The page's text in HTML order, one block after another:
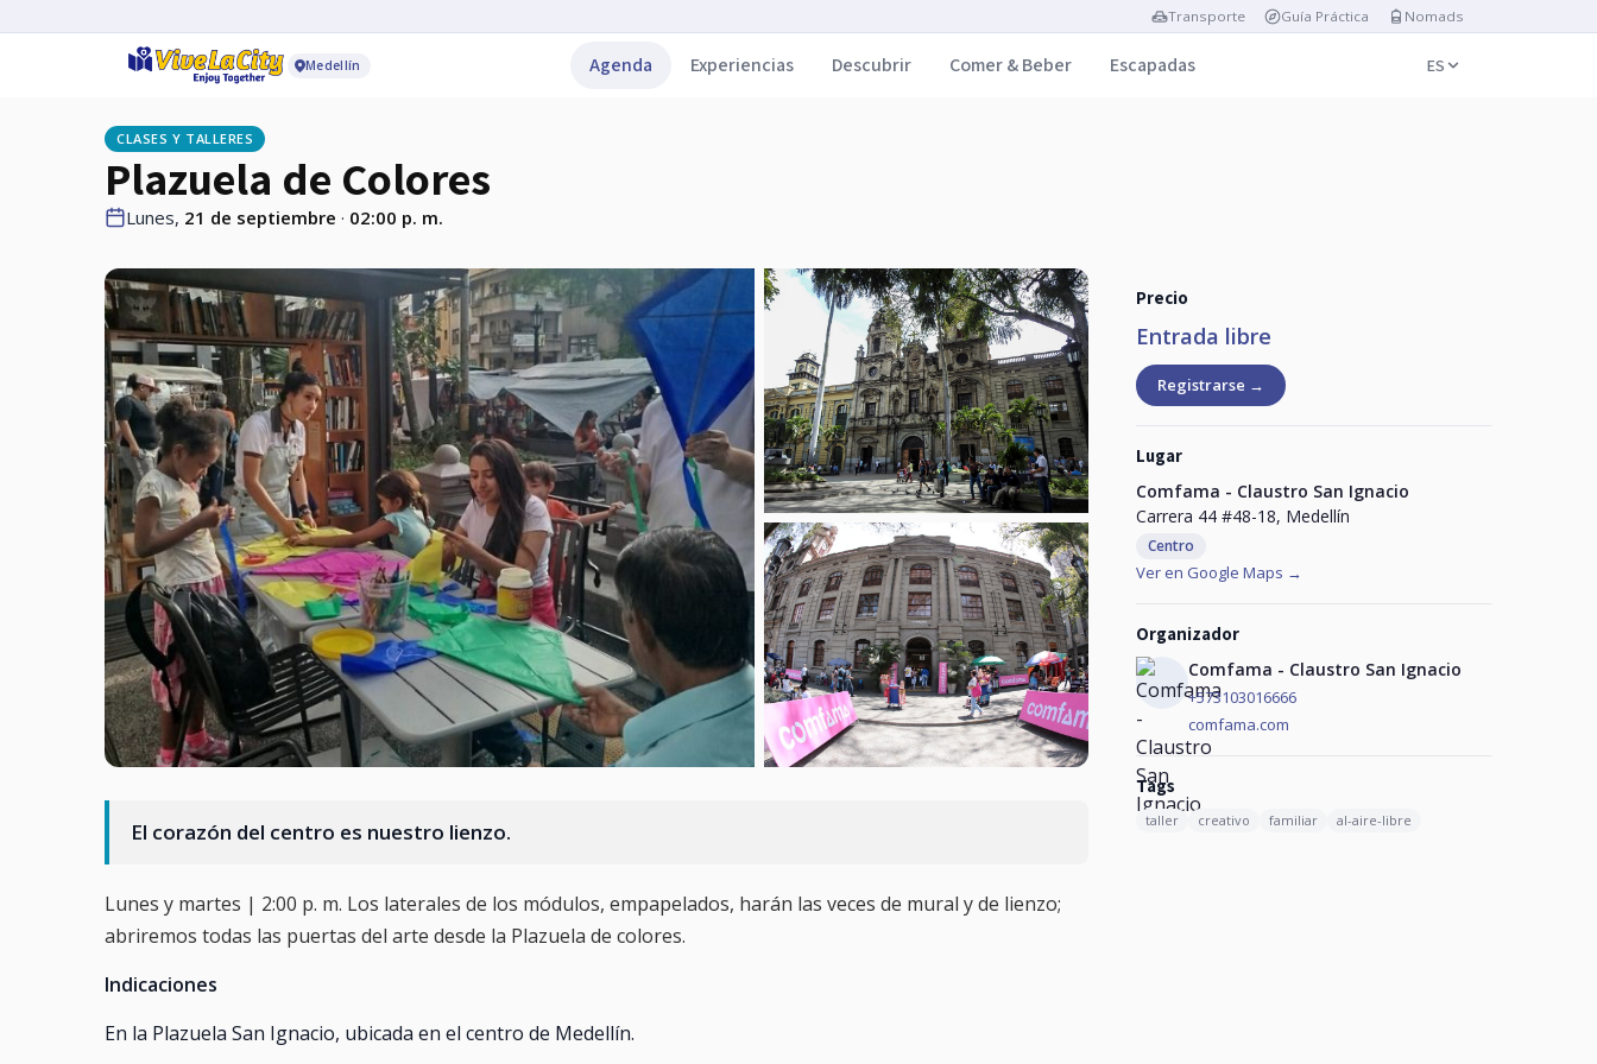
Transporte Guía Práctica Nomads
Medellín Agenda Experiencias Descubrir Comer & Beber Escapadas ES
CLASES Y TALLERES
Plazuela de Colores
Lunes, 21 de septiembre · 02:00 p. m.
El corazón del centro es nuestro lienzo.
Lunes y martes | 2:00 p. m. Los laterales de los módulos, empapelados, harán las veces de mural y de lienzo;
abriremos todas las puertas del arte desde la Plazuela de colores.
Indicaciones
En la Plazuela San Ignacio, ubicada en el centro de Medellín.
Precio
Entrada libre
Registrarse →
Lugar
Comfama - Claustro San Ignacio
Carrera 44 #48-18, Medellín
Centro
Ver en Google Maps →
Organizador
Comfama - Claustro San Ignacio
+573103016666
comfama.com
Tags
taller creativo familiar al-aire-libre